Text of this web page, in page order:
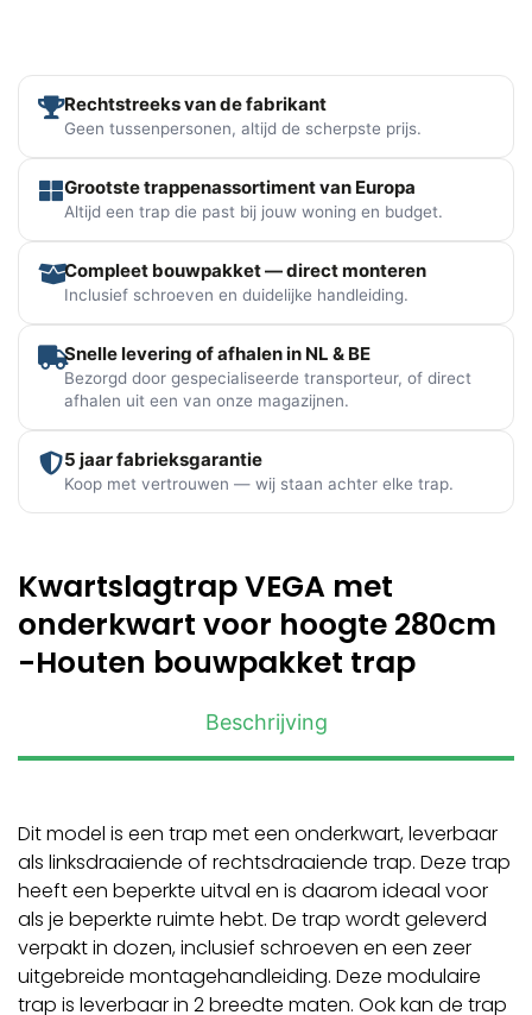
Rechtstreeks van de fabrikant
Geen tussenpersonen, altijd de scherpste prijs.
Grootste trappenassortiment van Europa
Altijd een trap die past bij jouw woning en budget.
Compleet bouwpakket — direct monteren
Inclusief schroeven en duidelijke handleiding.
Snelle levering of afhalen in NL & BE
Bezorgd door gespecialiseerde transporteur, of direct
afhalen uit een van onze magazijnen.
5 jaar fabrieksgarantie
Koop met vertrouwen — wij staan achter elke trap.
Kwartslagtrap VEGA met
onderkwart voor hoogte 280cm
-Houten bouwpakket trap
Beschrijving
Dit model is een trap met een onderkwart, leverbaar
als linksdraaiende of rechtsdraaiende trap. Deze trap
heeft een beperkte uitval en is daarom ideaal voor
als je beperkte ruimte hebt. De trap wordt geleverd
verpakt in dozen, inclusief schroeven en een zeer
uitgebreide montagehandleiding. Deze modulaire
trap is leverbaar in 2 breedte maten. Ook kan de trap